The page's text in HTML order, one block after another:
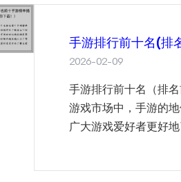
手游排行前十名(排
2026-02-09
手游排行前十名（排
游戏市场中，手游的
广大游戏爱好者更好